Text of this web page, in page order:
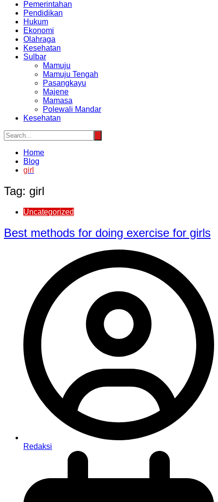
Pemerintahan
Pendidikan
Hukum
Ekonomi
Olahraga
Kesehatan
Sulbar
Mamuju
Mamuju Tengah
Pasangkayu
Majene
Mamasa
Polewali Mandar
Kesehatan
Home
Blog
girl
Tag: girl
Uncategorized
Best methods for doing exercise for girls
Redaksi